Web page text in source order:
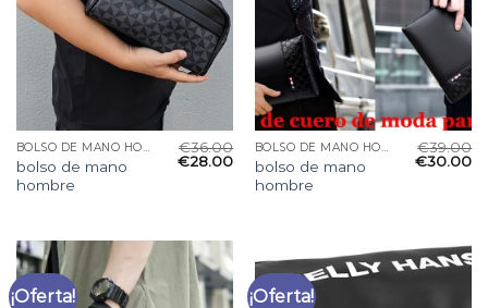
BOLSO DE MANO HOMBRE
bolso de mano
hombre
€36.00
€28.00
BOLSO DE MANO HOMBRE
bolso de mano
hombre
€39.00
€30.00
¡Oferta! ¡Oferta!